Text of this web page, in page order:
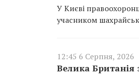
У Києві
учасником
12:45 6 Серпня, 2026
Велика Британія